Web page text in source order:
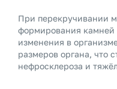
При перекручивании
формирования камней
изменения в
размеров органа, что
нефросклероза и